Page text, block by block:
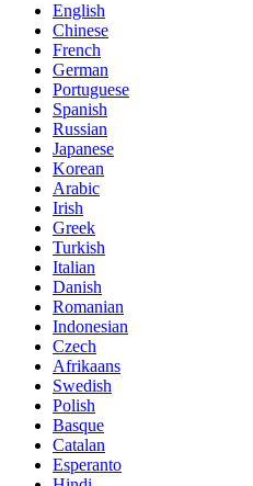
English
Chinese
French
German
Portuguese
Spanish
Russian
Japanese
Korean
Arabic
Irish
Greek
Turkish
Italian
Danish
Romanian
Indonesian
Czech
Afrikaans
Swedish
Polish
Basque
Catalan
Esperanto